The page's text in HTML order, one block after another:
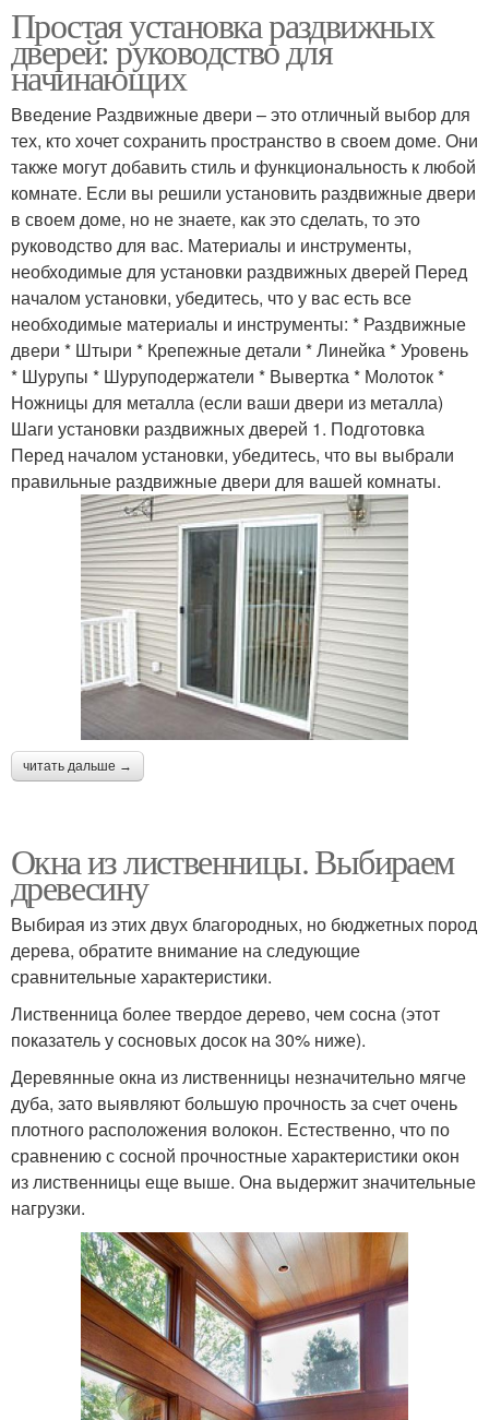
Простая установка раздвижных
дверей: руководство для
начинающих
Введение Раздвижные двери – это отличный выбор для
тех, кто хочет сохранить пространство в своем доме. Они
также могут добавить стиль и функциональность к любой
комнате. Если вы решили установить раздвижные двери
в своем доме, но не знаете, как это сделать, то это
руководство для вас. Материалы и инструменты,
необходимые для установки раздвижных дверей Перед
началом установки, убедитесь, что у вас есть все
необходимые материалы и инструменты: * Раздвижные
двери * Штыри * Крепежные детали * Линейка * Уровень
* Шурупы * Шуруподержатели * Вывертка * Молоток *
Ножницы для металла (если ваши двери из металла)
Шаги установки раздвижных дверей 1. Подготовка
Перед началом установки, убедитесь, что вы выбрали
правильные раздвижные двери для вашей комнаты.
читать дальше →
Окна из лиственницы. Выбираем
древесину
Выбирая из этих двух благородных, но бюджетных пород
дерева, обратите внимание на следующие
сравнительные характеристики.
Лиственница более твердое дерево, чем сосна (этот
показатель у сосновых досок на 30% ниже).
Деревянные окна из лиственницы незначительно мягче
дуба, зато выявляют большую прочность за счет очень
плотного расположения волокон. Естественно, что по
сравнению с сосной прочностные характеристики окон
из лиственницы еще выше. Она выдержит значительные
нагрузки.